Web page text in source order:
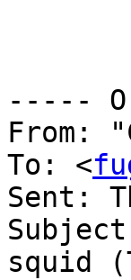
-----
From:
To: <
Sent:
squid